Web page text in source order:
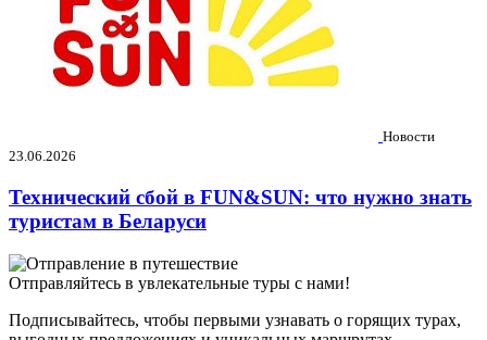
Новости
23.06.2026
Технический сбой в FUN&SUN: что нужно знать
туристам в Беларуси
Отправляйтесь в увлекательные туры с нами!
Подписывайтесь, чтобы первыми узнавать о горящих турах,